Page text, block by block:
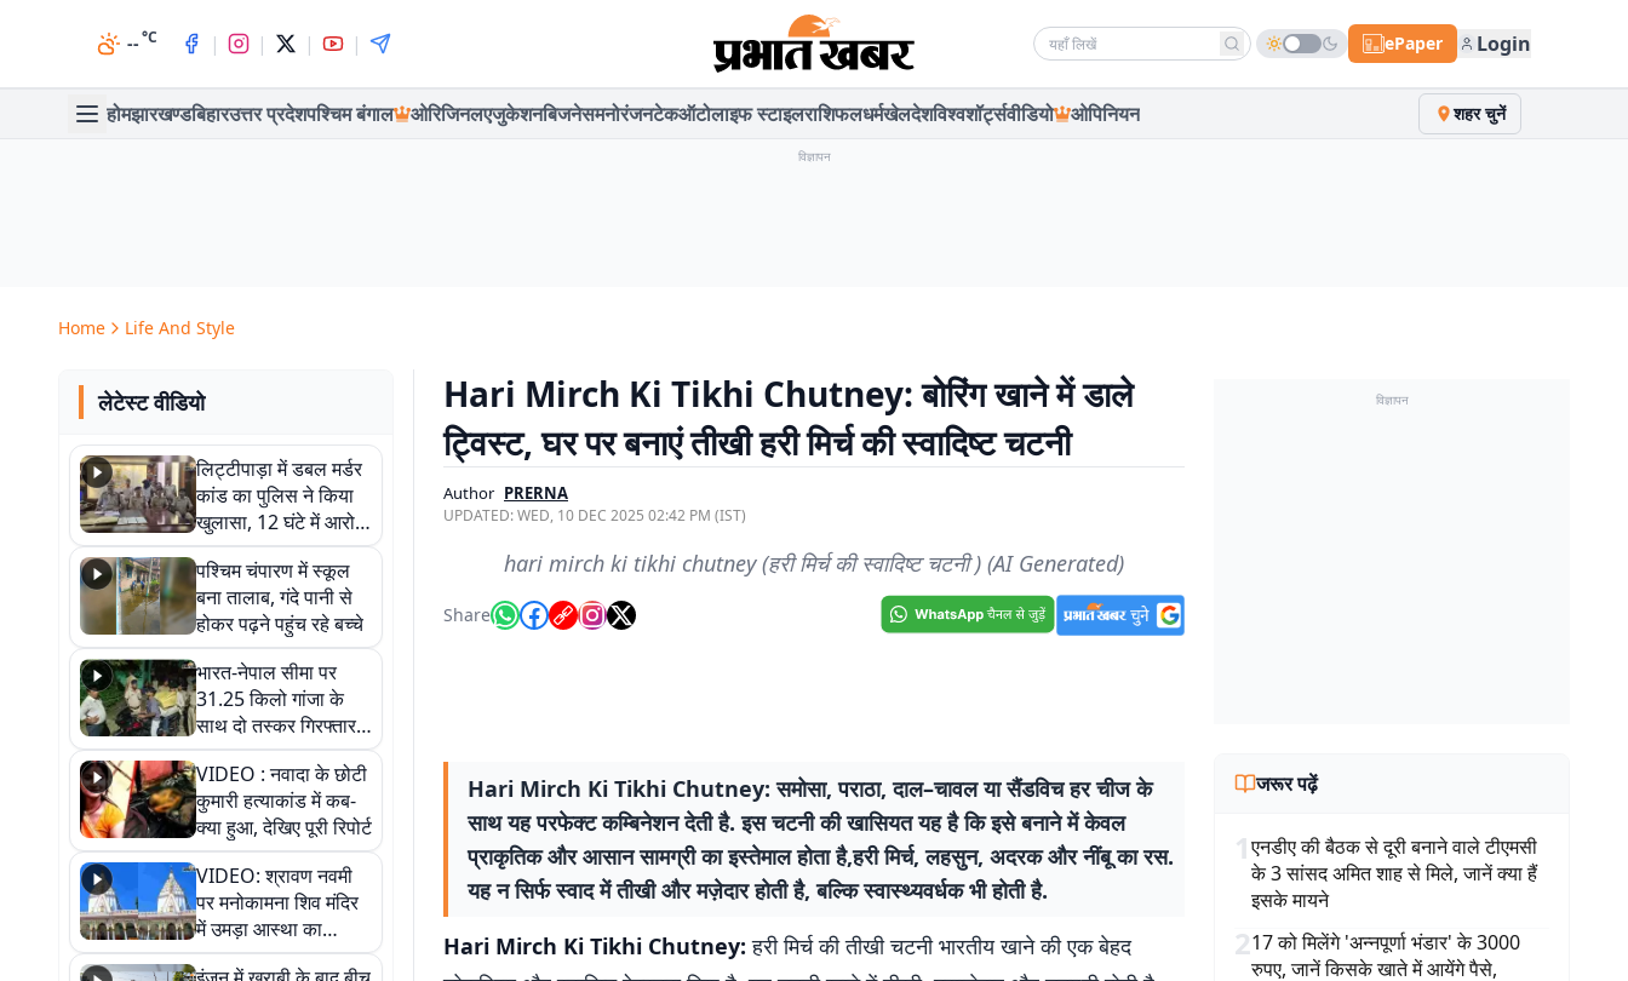
--°C | | | | Search news ePaper Login
होमझारखण्डबिहारउत्तर प्रदेशपश्चिम बंगाल ओरिजिनलएजुकेशनबिजनेसमनोरंजनटेकऑटोलाइफ स्टाइलराशिफलधर्मखेलदेशविश्वशॉर्ट्सवीडियो ओपिनियन शहर चुनें
विज्ञापन
Home Life And Style
लेटेस्ट वीडियो
लिट्टीपाड़ा में डबल मर्डर
कांड का पुलिस ने किया
खुलासा, 12 घंटे में आरोपी
गिरफ्तार
पश्चिम चंपारण में स्कूल
बना तालाब, गंदे पानी से
होकर पढ़ने पहुंच रहे बच्चे
भारत-नेपाल सीमा पर
31.25 किलो गांजा के
साथ दो तस्कर गिरफ्तार,
नेपाली नंबर की बाइक
जब्त
VIDEO : नवादा के छोटी
कुमारी हत्याकांड में कब-
क्या हुआ, देखिए पूरी रिपोर्ट
VIDEO: श्रावण नवमी
पर मनोकामना शिव मंदिर
में उमड़ा आस्था का
सैलाब, हर-हर महादेव के
Hari Mirch Ki Tikhi Chutney: बोरिंग खाने में डाले
ट्विस्ट, घर पर बनाएं तीखी हरी मिर्च की स्वादिष्ट चटनी
Author PRERNA
UPDATED:WED, 10 DEC 2025 02:42 PM (IST)
hari mirch ki tikhi chutney (हरी मिर्च की स्वादिष्ट चटनी ) (AI Generated)
Share
Hari Mirch Ki Tikhi Chutney: समोसा, पराठा, दाल–चावल या सैंडविच हर चीज के
साथ यह परफेक्ट कम्बिनेशन देती है. इस चटनी की खासियत यह है कि इसे बनाने में केवल
प्राकृतिक और आसान सामग्री का इस्तेमाल होता है,हरी मिर्च, लहसुन, अदरक और नींबू का रस.
यह न सिर्फ स्वाद में तीखी और मज़ेदार होती है, बल्कि स्वास्थ्यवर्धक भी होती है.
Hari Mirch Ki Tikhi Chutney: हरी मिर्च की तीखी चटनी भारतीय खाने की एक बेहद
विज्ञापन
जरूर पढ़ें
1एनडीए की बैठक से दूरी बनाने वाले टीएमसी
के 3 सांसद अमित शाह से मिले, जानें क्या हैं
इसके मायने
217 को मिलेंगे 'अन्नपूर्णा भंडार' के 3000
रुपए, जानें किसके खाते में आयेंगे पैसे,